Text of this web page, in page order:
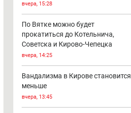
вчера, 15:28
По Вятке можно будет
прокатиться до Котельнича,
Советска и Кирово-Чепецка
вчера, 14:25
Вандализма в Кирове становится
меньше
вчера, 13:45